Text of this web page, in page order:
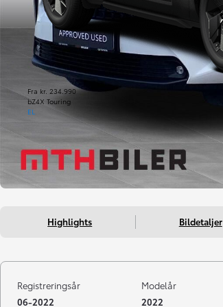
Fra kr. 234.990
bZ4X Touring
EL
Highlights Bildetaljer
Registreringsår
06-2022
Modelår
2022